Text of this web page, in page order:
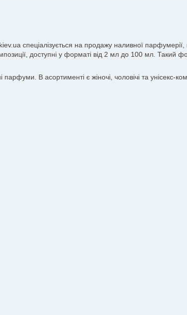
спеціалізується на продажу наливної
доступні у форматі від 2 мл до 100 мл. Такий
В асортименті є жіночі, чоловічі та унісекс-